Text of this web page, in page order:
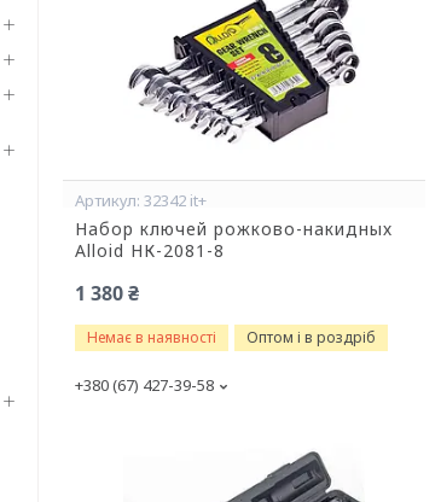
32342 it+
Набор ключей рожково-накидных
Alloid НК-2081-8
1 380 ₴
Немає в наявності Оптом і в роздріб
+380 (67) 427-39-58